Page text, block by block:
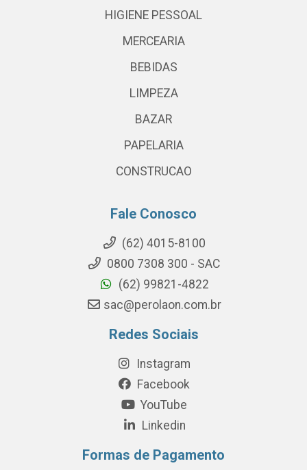
HIGIENE PESSOAL
MERCEARIA
BEBIDAS
LIMPEZA
BAZAR
PAPELARIA
CONSTRUCAO
Fale Conosco
(62) 4015-8100
0800 7308 300 - SAC
(62) 99821-4822
sac@perolaon.com.br
Redes Sociais
Instagram
Facebook
YouTube
Linkedin
Formas de Pagamento